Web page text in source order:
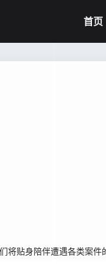
首页
将贴身陪伴遭遇各类案